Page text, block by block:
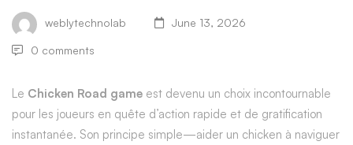
weblytechnolab June 13, 2026
0 comments
Le Chicken Road game est devenu un choix incontournable
pour les joueurs en quête d’action rapide et de gratification
instantanée. Son principe simple—aider un chicken à naviguer